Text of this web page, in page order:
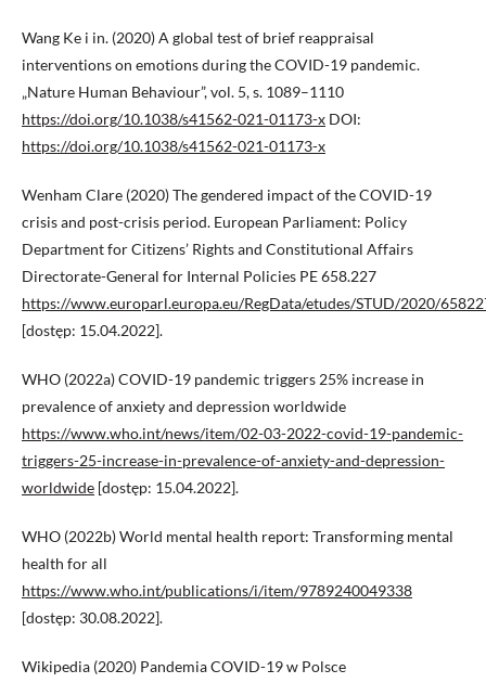
Wang Ke i in. (2020) A global test of brief reappraisal
interventions on emotions during the COVID-19 pandemic.
„Nature Human Behaviour”, vol. 5, s. 1089–1110
https://doi.org/10.1038/s41562-021-01173-x DOI:
https://doi.org/10.1038/s41562-021-01173-x
Wenham Clare (2020) The gendered impact of the COVID-19
crisis and post-crisis period. European Parliament: Policy
Department for Citizens’ Rights and Constitutional Affairs
Directorate-General for Internal Policies PE 658.227
https://www.europarl.europa.eu/RegData/etudes/STUD/2020/
[dostęp: 15.04.2022].
WHO (2022a) COVID-19 pandemic triggers 25% increase in
prevalence of anxiety and depression worldwide
https://www.who.int/news/item/02-03-2022-covid-19-pandemic-
triggers-25-increase-in-prevalence-of-anxiety-and-depression-
worldwide [dostęp: 15.04.2022].
WHO (2022b) World mental health report: Transforming mental
health for all
https://www.who.int/publications/i/item/9789240049338
[dostęp: 30.08.2022].
Wikipedia (2020) Pandemia COVID-19 w Polsce